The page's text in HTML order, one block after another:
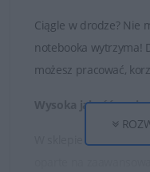
Ciągle w drodze? Nie
notebooka wytrzyma!
możesz pracować,
Wysoka jakość ogniw
W sklepie DELL24